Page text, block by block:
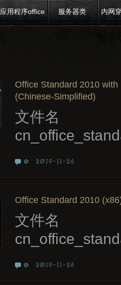
应用程序office 服务器类 内网
Office Standard 2010
(Chinese-Simplified)
文件名
0 2019-11-26
Office Standard 2010
文件名
0 2019-11-26